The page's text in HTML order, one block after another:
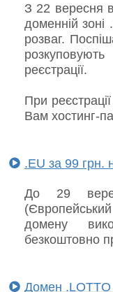
З 22 вересня
доменній зоні
розваг.
реєстрації.
При
Вам хостинг-
.EU за 99 грн.
До 29
домену
безкоштовно
Домен .LOTTO